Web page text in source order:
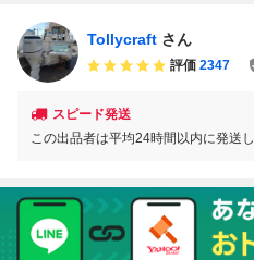
Tollycraft さん
評価 2347
スピード発送
この出品者は平均24時間以内に発送